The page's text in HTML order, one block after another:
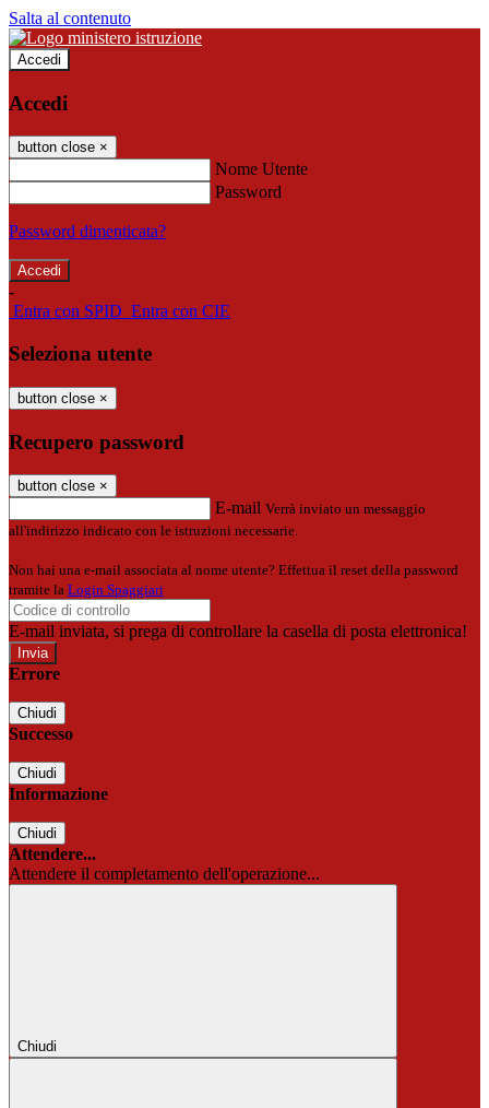
Salta al contenuto
Accedi
Accedi
button close ×
Nome Utente
Password
Password dimenticata?
-
Entra con SPID Entra con CIE
Seleziona utente
button close ×
Recupero password
button close ×
E-mail Verrà inviato un messaggio
all'indirizzo indicato con le istruzioni necessarie.
Non hai una e-mail associata al nome utente? Effettua il reset della password
tramite la Login Spaggiari
E-mail inviata, si prega di controllare la casella di posta elettronica!
Errore
Chiudi
Successo
Chiudi
Informazione
Chiudi
Attendere...
Attendere il completamento dell'operazione...
Chiudi